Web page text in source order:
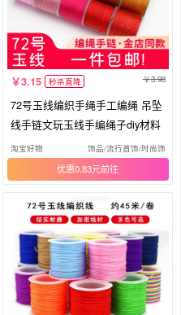
3.15 秒杀直降 3.98
72号玉线编织手绳手工编绳 吊坠
线手链文玩玉线手编绳子diy材料
淘宝好物 饰品/流行首饰/时尚饰品
优惠0.83元